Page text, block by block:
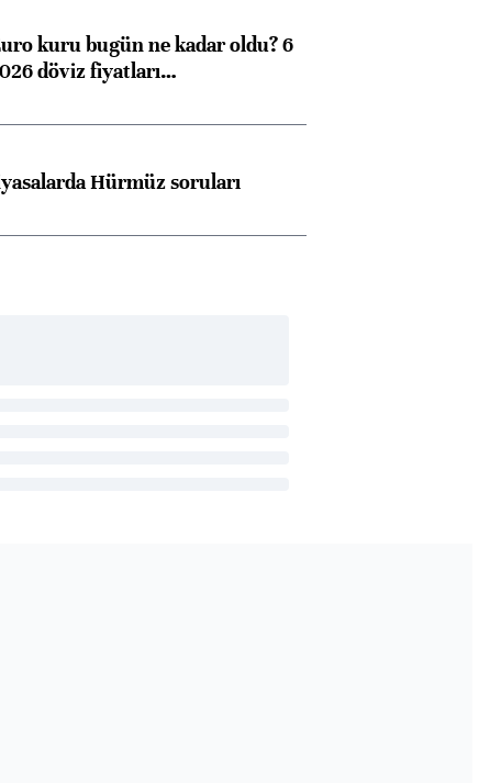
kuru bugün ne kadar oldu? 6
döviz fiyatları…
Hürmüz soruları